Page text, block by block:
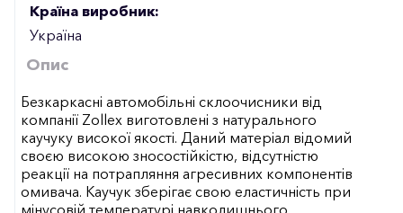
Країна виробник:
Україна
Опис
Безкаркасні автомобільні склоочисники від
компанії Zollex виготовлені з натурального
каучуку високої якості. Даний матеріал відомий
своєю високою зносостійкістю, відсутністю
реакції на потрапляння агресивних компонентів
омивача. Каучук зберігає свою еластичність при
мінусовій температурі навколишнього